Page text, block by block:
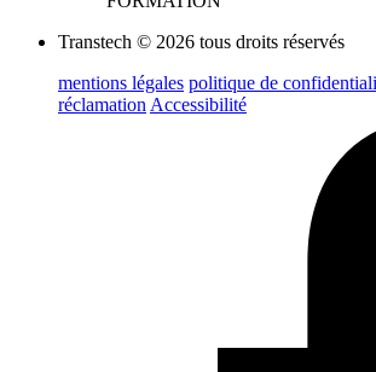
Transtech © 2026 tous droits réservés
mentions légales politique de
réclamation Accessibilité